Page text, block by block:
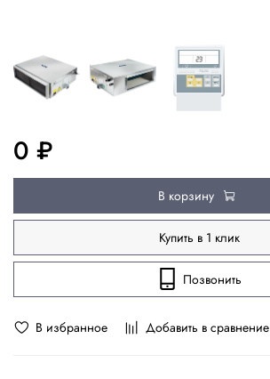
В избранное Добавить в сравнение
0 ₽
В корзину
Купить в 1 клик
Позвонить